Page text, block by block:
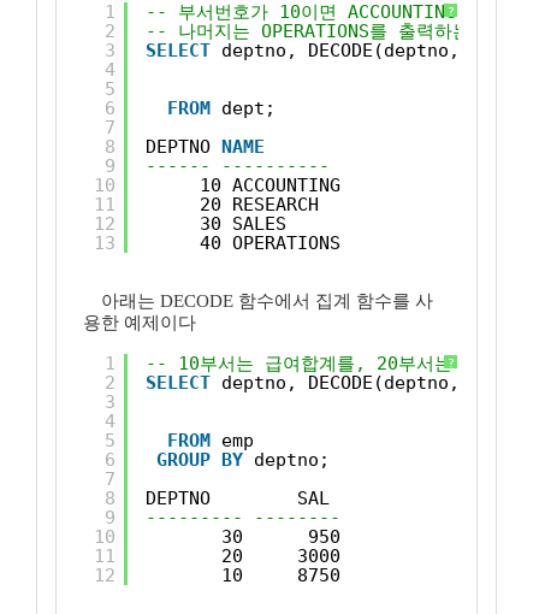
?
1
2
3
4
5
6
7
8
9
10
11
12
13
-- 부서번호가 10이면 ACCOUNTING, 20이면
-- 나머지는 OPERATIONS를 출력하는 예제
SELECT deptno, DECODE(deptno, 10 ,
FROM dept;
DEPTNO NAME
------ ----------
10 ACCOUNTING
20 RESEARCH
30 SALES
40 OPERATIONS
아래는 DECODE 함수에서 집계 함수를 사
용한 예제이다
?
1
2
3
4
5
6
7
8
9
10
11
12
-- 10부서는 급여합계를, 20부서는 최대값
SELECT deptno, DECODE(deptno, 10 ,
FROM emp
GROUP BY deptno;
DEPTNO        SAL
--------- --------
30      950
20     3000
10     8750